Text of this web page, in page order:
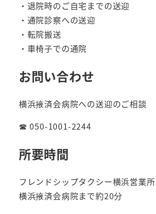
・退院時のご自宅までの送迎
・通院診察への送迎
・転院搬送
・車椅子での通院
お問い合わせ
横浜掖済会病院への送迎のご相談
☎ 050-1001-2244
所要時間
フレンドシップタクシー横浜営業
横浜掖済会病院まで約20分